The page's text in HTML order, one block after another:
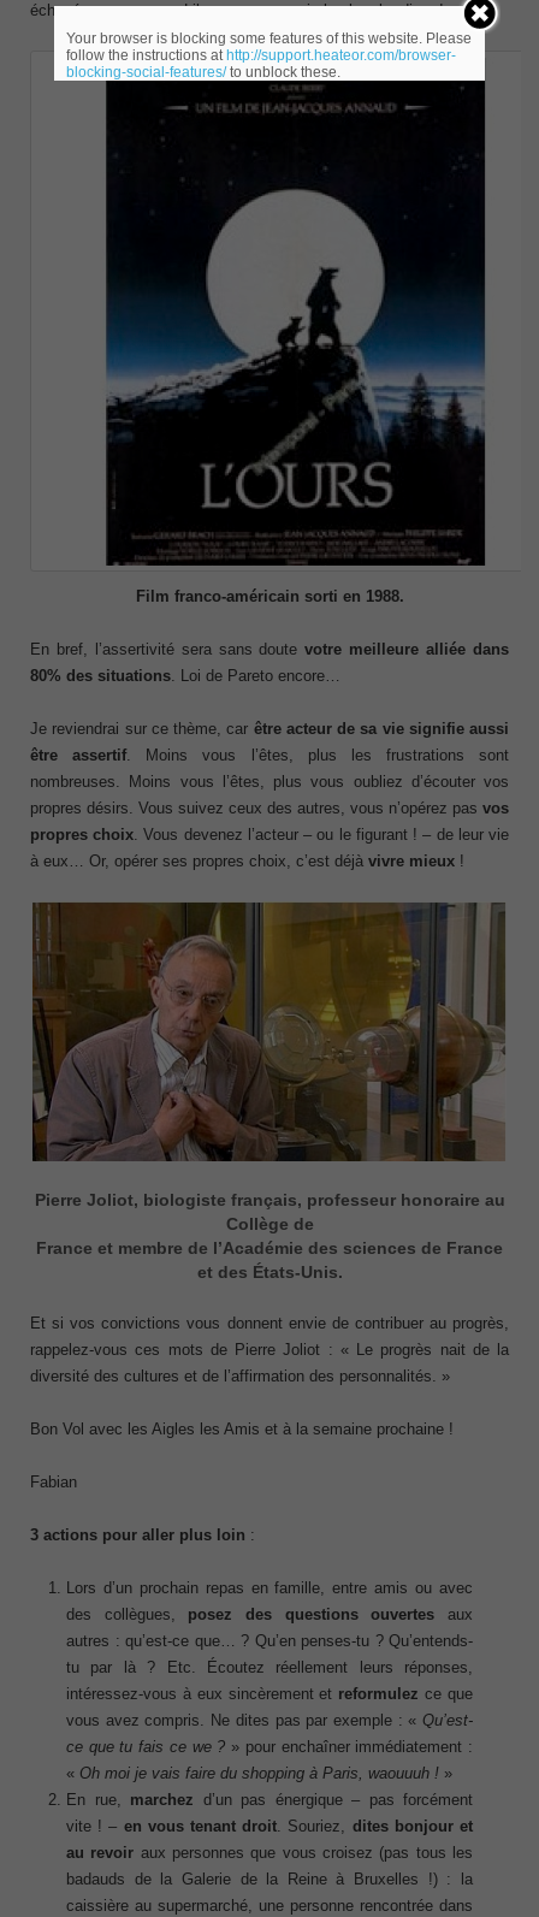
échoué — comme en Libye —, on envoie les bombardiers !
Film franco-américain sorti en 1988.
En bref, l’assertivité sera sans doutevotre meilleure alliée dans
80% des situations . Loi de Pareto encore…
Je reviendrai sur ce thème, car être acteur de sa vie signifie aussi
être assertif. Moins vous l’êtes, plus les frustrations sont
nombreuses. Moins vous l’êtes, plus vous oubliez d’écouter vos
propres désirs. Vous suivez ceux des autres, vous n’opérez pas vos
propres choix . Vous devenez l’acteur – ou le figurant ! – de leur vie
à eux… Or, opérer ses propres choix, c’est déjà vivre mieux !
Pierre Joliot, biologiste français, professeur honoraire au
Collège de
France et membre de l’Académie des sciences de France
et des États-Unis.
Et si vos convictions vous donnent envie de contribuer au progrès,
rappelez-vous ces mots de Pierre Joliot : « Le progrès nait de la
diversité des cultures et de l’affirmation des personnalités. »
Bon Vol avec les Aigles les Amis et à la semaine prochaine !
Fabian
3 actions pour aller plus loin :
Lors d’un prochain repas en famille, entre amis ou avec
des collègues, posez des questions ouvertes aux
autres : qu’est-ce que… ? Qu’en penses-tu ? Qu’entends-
tu par là ? Etc. Écoutez réellement leurs réponses,
intéressez-vous à eux sincèrement et reformulez ce que
vous avez compris. Ne dites pas par exemple : « Qu’est-
ce que tu fais ce we ? » pour enchaîner immédiatement :
« Oh moi je vais faire du shopping à Paris, waouuuh ! »
En rue, marchez d’un pas énergique – pas forcément
vite ! – en vous tenant droit. Souriez, dites bonjour et
au revoir aux personnes que vous croisez (pas tous les
badauds de la Galerie de la Reine à Bruxelles !) : la
caissière au supermarché, une personne rencontrée dans
Your browser is blocking some features of this website. Please
follow the instructions at http://support.heateor.com/browser-
blocking-social-features/to unblock these.